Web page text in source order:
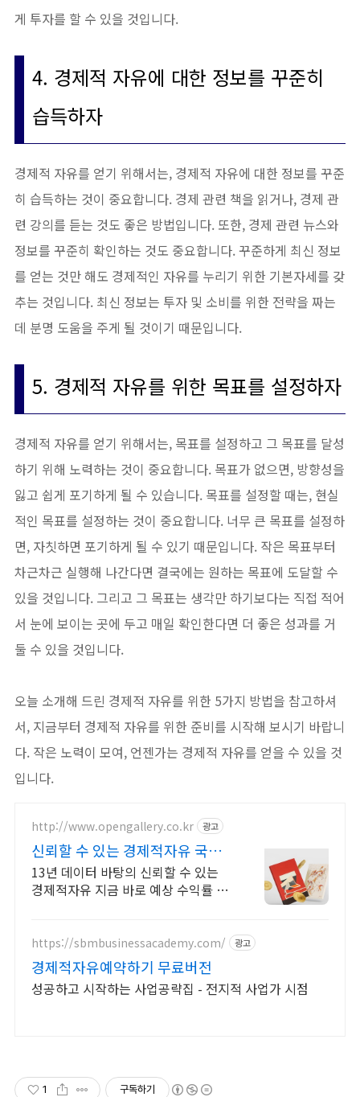
게 투자를 할 수 있을 것입니다.
4. 경제적 자유에 대한 정보를 꾸준히
습득하자
경제적 자유를 얻기 위해서는, 경제적 자유에 대한 정보를 꾸준
히 습득하는 것이 중요합니다. 경제 관련 책을 읽거나, 경제 관
련 강의를 듣는 것도 좋은 방법입니다. 또한, 경제 관련 뉴스와
정보를 꾸준히 확인하는 것도 중요합니다. 꾸준하게 최신 정보
를 얻는 것만 해도 경제적인 자유를 누리기 위한 기본자세를 갖
추는 것입니다. 최신 정보는 투자 및 소비를 위한 전략을 짜는
데 분명 도움을 주게 될 것이기 때문입니다.
5. 경제적 자유를 위한 목표를 설정하자
경제적 자유를 얻기 위해서는, 목표를 설정하고 그 목표를 달성
하기 위해 노력하는 것이 중요합니다. 목표가 없으면, 방향성을
잃고 쉽게 포기하게 될 수 있습니다. 목표를 설정할 때는, 현실
적인 목표를 설정하는 것이 중요합니다. 너무 큰 목표를 설정하
면, 자칫하면 포기하게 될 수 있기 때문입니다. 작은 목표부터
차근차근 실행해 나간다면 결국에는 원하는 목표에 도달할 수
있을 것입니다. 그리고 그 목표는 생각만 하기보다는 직접 적어
서 눈에 보이는 곳에 두고 매일 확인한다면 더 좋은 성과를 거
둘 수 있을 것입니다.
오늘 소개해 드린 경제적 자유를 위한 5가지 방법을 참고하셔
서, 지금부터 경제적 자유를 위한 준비를 시작해 보시기 바랍니
다. 작은 노력이 모여, 언젠가는 경제적 자유를 얻을 수 있을 것
입니다.
http://www.opengallery.co.kr 광고
신뢰할 수 있는 경제적자유 국내
1위 아트 플랫폼
13년 데이터 바탕의 신뢰할 수 있는
경제적자유 지금 바로 예상 수익률 확
https://sbmbusinessacademy.com/ 광고
경제적자유예약하기 무료버전
성공하고 시작하는 사업공략집 - 전지적 사업가 시점
1 구독하기